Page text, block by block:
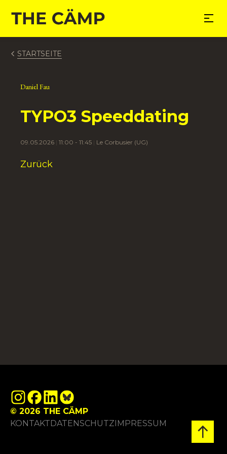
springen
STARTSEITE
Daniel Fau
TYPO3 Speeddating
09.05.2026 11:00 - 11:45 Le Corbusier (UG)
Zurück
© 2026 THE CÄMP
KONTAKTDATENSCHUTZIMPRESSUM